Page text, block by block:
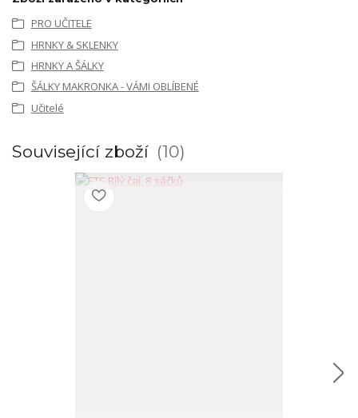
PRO UČITELE
HRNKY & SKLENKY
HRNKY A ŠÁLKY
ŠÁLKY MAKRONKA - VÁMI OBLÍBENÉ
Učitelé
Související zboží 10